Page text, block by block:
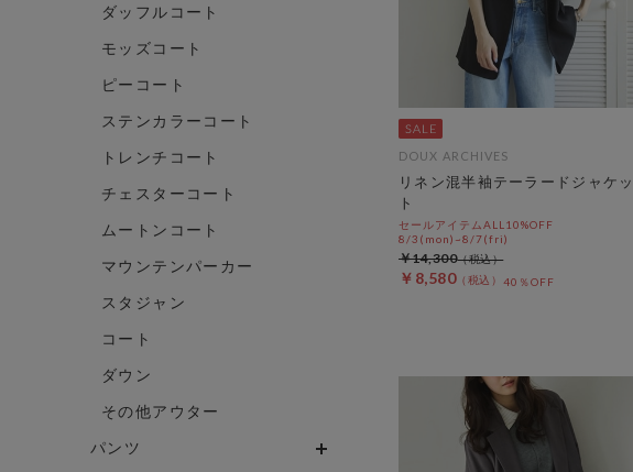
ダッフルコート
モッズコート
ピーコート
ステンカラーコート
トレンチコート
チェスターコート
ムートンコート
マウンテンパーカー
スタジャン
コート
ダウン
その他アウター
パンツ
DOUX ARCHIVES
リネン混半袖テーラードジャケッ
ト
セールアイテムALL10%OFF
8/3(mon)~8/7(fri)
￥8,580 40％OFF
￥14,300